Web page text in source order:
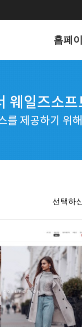
홈페
포트폴
선택하